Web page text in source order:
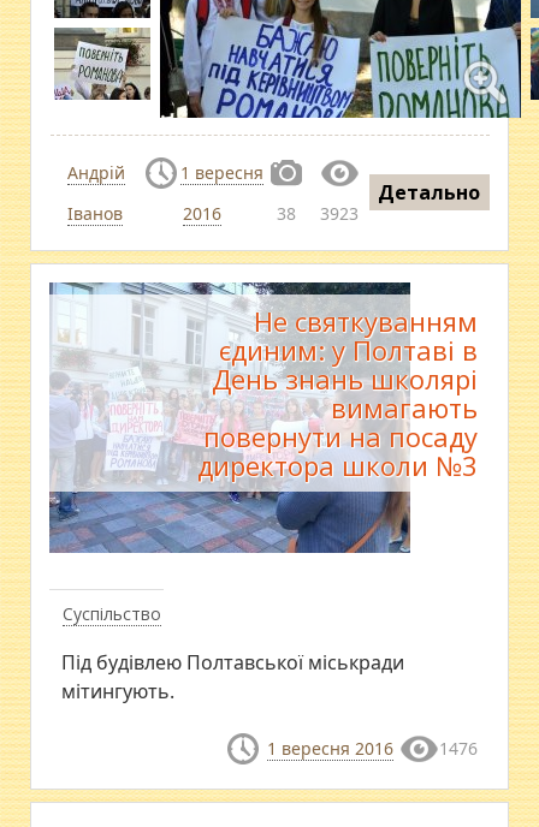
Андрій
Іванов
1 вересня
2016
38 3923
Детально
Суспільство
Не святкуванням
єдиним: у Полтаві в
День знань школярі
вимагають
повернути на посаду
директора школи №3
Під будівлею Полтавської міськради
мітингують.
1 вересня 2016 1476